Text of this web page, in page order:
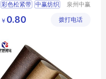
彩色松紧带 中赢纺织
彩色针织松紧带
泉州中赢
有限公司
￥ 0.80 拨打电话